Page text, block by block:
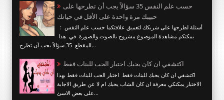
حسب علم النفس 35 سؤالاً يجب أن تطرحها على
حبيبك مرة واحدة على الأقل في حياتك
يمكنكم مشاهدة الموضوع مشروح بالصوت والصورة في هذا
المقطع 35 سؤالاً يجب أن تطرح...
اكتشفي ان كان يحبك اختبار الحب للبنات فقط
اكتشفي ان كان يحبك للبنات فقط اختبار الحب للبنات فقط بهذا
الاختبار يمكنكي معرفة ان كان الشاب يحبك ام لا عن طريق الاجابة
على بعض الاسئ...